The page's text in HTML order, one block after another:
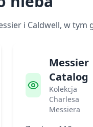
i Caldwell, w
Messier
Catalog
Kolekcja
Charlesa
Messiera